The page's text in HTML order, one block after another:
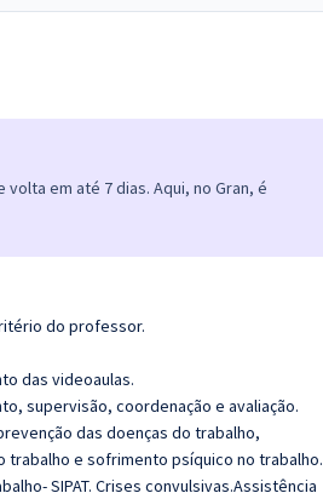
em até 7 dias. Aqui, no Gran, é
do professor.
das videoaulas.
supervisão, coordenação e avaliação.
das doenças do trabalho,
trabalho e sofrimento psíquico no trabalho.
SIPAT. Crises convulsivas.Assistência